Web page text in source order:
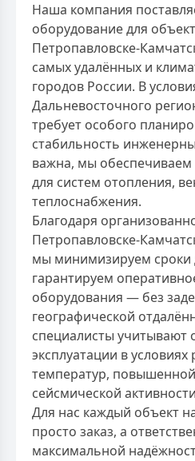
Наша компания
оборудование для
Петропавловске-
самых удалённых и
городов России. В
Дальневосточного
требует особого
стабильность
важна, мы
для систем отопления,
теплоснабжения.
Благодаря
Петропавловске-
мы минимизируем сроки
гарантируем
оборудования — без
географической
специалисты учитывают
эксплуатации в
температур,
сейсмической
Для нас каждый объект
просто заказ, а
максимальной